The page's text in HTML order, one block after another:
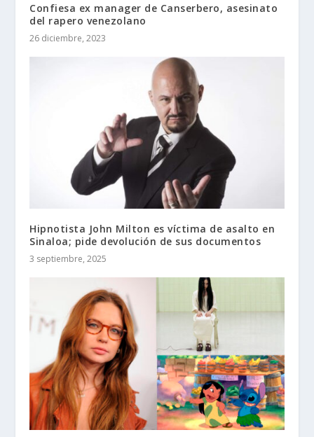
Confiesa ex manager de Canserbero, asesinato
del rapero venezolano
26 diciembre, 2023
Hipnotista John Milton es víctima de asalto en
Sinaloa; pide devolución de sus documentos
3 septiembre, 2025